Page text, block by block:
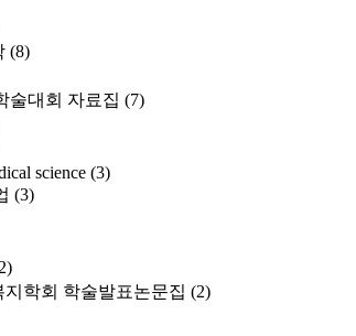
(8)
술대회 자료집 (7)
science (3)
(3)
학회 학술발표논문집 (2)